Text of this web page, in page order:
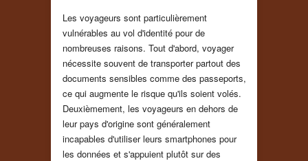
Les voyageurs sont particulièrement
vulnérables au vol d'identité pour de
nombreuses raisons. Tout d'abord, voyager
nécessite souvent de transporter partout des
documents sensibles comme des passeports,
ce qui augmente le risque qu'ils soient volés.
Deuxièmement, les voyageurs en dehors de
leur pays d'origine sont généralement
incapables d'utiliser leurs smartphones pour
les données et s'appuient plutôt sur des